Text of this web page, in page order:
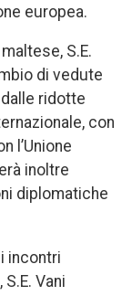
europea.
S.E.
di vedute
ridotte
con
l’Unione
inoltre
diplomatiche
incontri
Vani